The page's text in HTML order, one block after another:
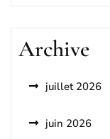
Archive
juillet 2026
juin 2026